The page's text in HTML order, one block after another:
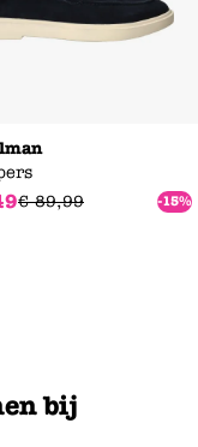
€ 89,99 -15%
bij